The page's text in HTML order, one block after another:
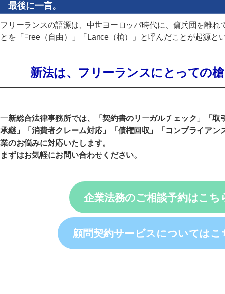
最後に一言。
フリーランスの語源は、中世ヨーロッパ時代に、傭兵団を離れ
とを「Free（自由）」「Lance（槍）」と呼んだことが起源と
新法は、フリーランスにとっての
一新総合法律事務所では、 「契約書のリーガルチェック」
「
承継」「消費者クレーム対応」「債権回収」「コンプライアン
業のお悩みに対応いたします。
まずはお気軽にお問い合わせください。
企業法務のご相談予約はこち
顧問契約サービスについてはこ